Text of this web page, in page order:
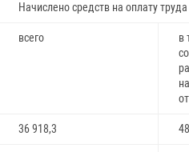
Начислено средств на оплату
всего
в
36 918,3